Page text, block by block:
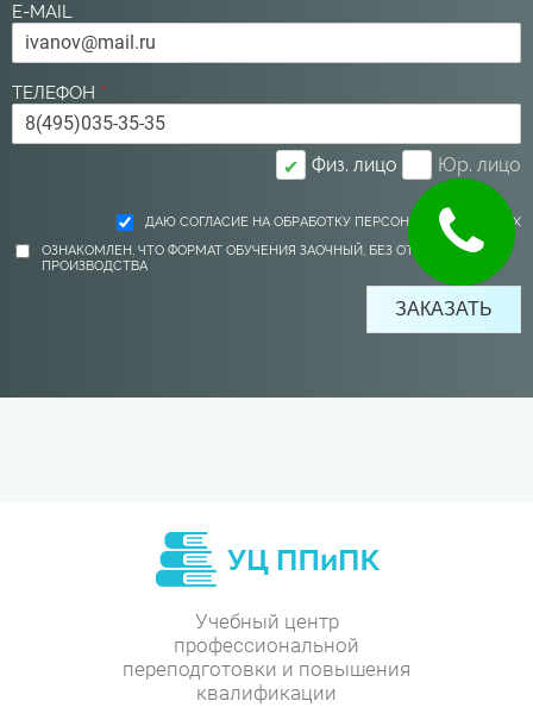
E-MAIL
ТЕЛЕФОН *
✔ Физ. лицо Юр. лицо
ДАЮ СОГЛАСИЕ НА ОБРАБОТКУ ПЕРСОНАЛЬНЫХ ДАННЫХ
ОЗНАКОМЛЕН, ЧТО ФОРМАТ ОБУЧЕНИЯ ЗАОЧНЫЙ, БЕЗ ОТРЫВА ОТ
ПРОИЗВОДСТВА
Учебный центр
профессиональной
переподготовки и повышения
квалификации